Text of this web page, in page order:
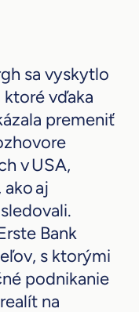
sa vyskytlo
vďaka
premeniť
v USA,
aj
Bank
s ktorými
podnikanie
na